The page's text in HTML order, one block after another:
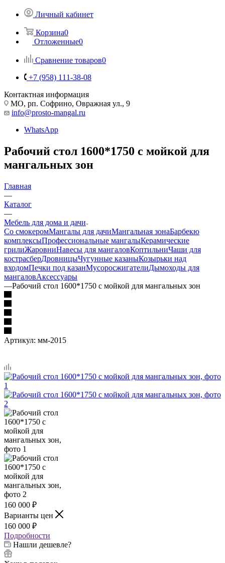
Личный кабинет
Корзина0
Отложенные0
Сравнение товаров0
+7 (958) 111-38-08
Контактная информация
МО, рп. Софрино, Овражная ул., 9
info@prosto-mangal.ru
WhatsApp
Рабочий стол 1600*1750 с мойкой для
мангальных зон
Главная
—
Каталог
—
Мебель для дома и дачи
Со смокеромМангалы для дачиМангальная зонаБарбекю
комплексыПрофессиональные мангалыКерамические
грилиЖаровниНавесы для мангаловКоптильниЧаши для
кострасберДровницыЧугунные казаныКозырьки над
входомПечки под казанМусоросжигателиДымоходы для
мангаловАксессуары
—Рабочий стол 1600*1750 с мойкой для мангальных зон
Артикул: мм-2015
160 000 ₽
Варианты цен
160 000 ₽
Подробности
Нашли дешевле?